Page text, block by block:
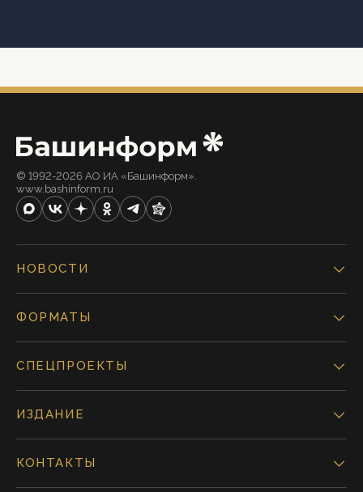
© 1992-2026 АО ИА «Башинформ».
www.bashinform.ru
НОВОСТИ
ФОРМАТЫ
СПЕЦПРОЕКТЫ
ИЗДАНИЕ
КОНТАКТЫ